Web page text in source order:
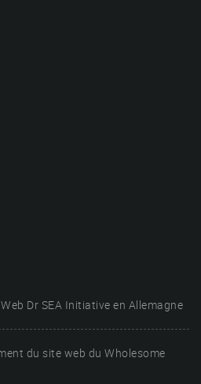
Dr SEA Initiative en Allemagne
du site web du Wholesome